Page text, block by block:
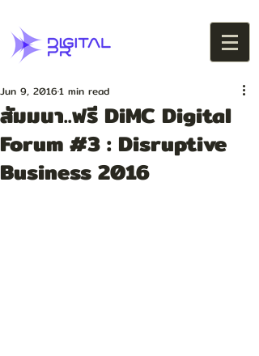
สัมมนา..ฟรี DiMC Digital
Forum #3 : Disruptive
Business 2016
Jun 9, 20161 min read